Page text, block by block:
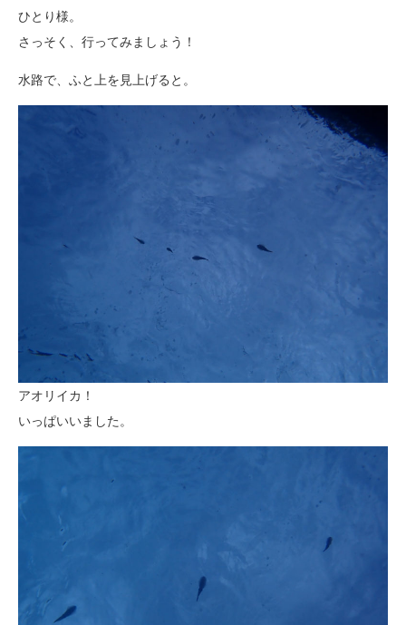
ひとり様。
さっそく、行ってみましょう！
水路で、ふと上を見上げると。
アオリイカ！
いっぱいいました。